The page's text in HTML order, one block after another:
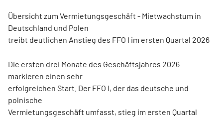
Übersicht zum Vermietungsgeschäft - Mietwachstum in
Deutschland und Polen
treibt deutlichen Anstieg des FFO I im ersten Quartal 2026
Die ersten drei Monate des Geschäftsjahres 2026
markieren einen sehr
erfolgreichen Start. Der FFO I, der das deutsche und
polnische
Vermietungsgeschäft umfasst, stieg im ersten Quartal